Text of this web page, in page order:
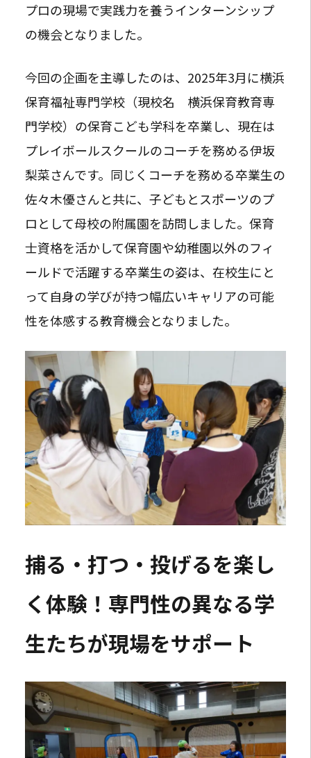
プロの現場で実践力を養うインターンシップ
の機会となりました。
今回の企画を主導したのは、2025年3月に横浜
保育福祉専門学校（現校名 横浜保育教育専
門学校）の保育こども学科を卒業し、現在は
プレイボールスクールのコーチを務める伊坂
梨菜さんです。同じくコーチを務める卒業生の
佐々木優さんと共に、子どもとスポーツのプ
ロとして母校の附属園を訪問しました。保育
士資格を活かして保育園や幼稚園以外のフィ
ールドで活躍する卒業生の姿は、在校生にと
って自身の学びが持つ幅広いキャリアの可能
性を体感する教育機会となりました。
捕る・打つ・投げるを楽し
く体験！専門性の異なる学
生たちが現場をサポート